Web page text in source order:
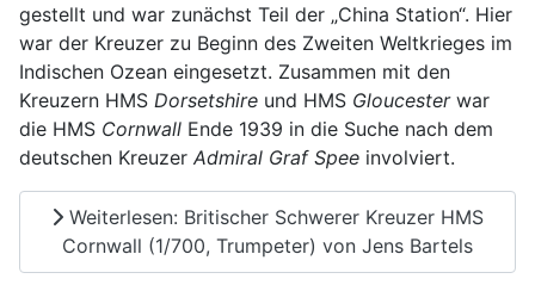
gestellt und war zunächst Teil der „China Station“. Hier
war der Kreuzer zu Beginn des Zweiten Weltkrieges im
Indischen Ozean eingesetzt. Zusammen mit den
Kreuzern HMS Dorsetshire und HMS Gloucesterwar
die HMS Cornwall Ende 1939 in die Suche nach dem
deutschen Kreuzer Admiral Graf Spee involviert.
Weiterlesen: Britischer Schwerer Kreuzer HMS
Cornwall (1/700, Trumpeter) von Jens Bartels